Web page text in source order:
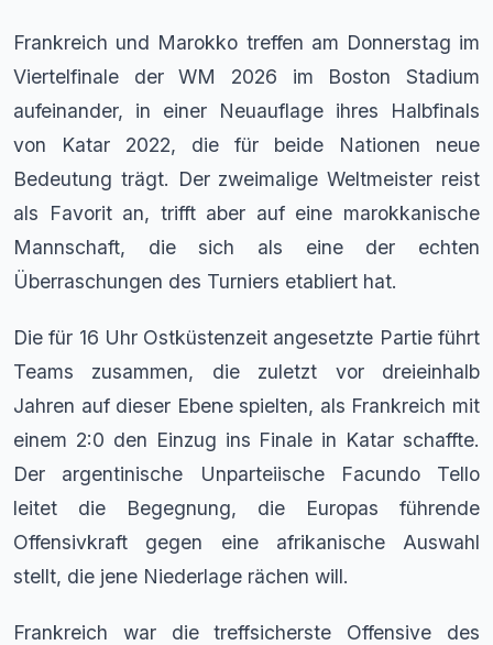
Frankreich und Marokko treffen am Donnerstag im
Viertelfinale der WM 2026 im Boston Stadium
aufeinander, in einer Neuauflage ihres Halbfinals
von Katar 2022, die für beide Nationen neue
Bedeutung trägt. Der zweimalige Weltmeister reist
als Favorit an, trifft aber auf eine marokkanische
Mannschaft, die sich als eine der echten
Überraschungen des Turniers etabliert hat.
Die für 16 Uhr Ostküstenzeit angesetzte Partie führt
Teams zusammen, die zuletzt vor dreieinhalb
Jahren auf dieser Ebene spielten, als Frankreich mit
einem 2:0 den Einzug ins Finale in Katar schaffte.
Der argentinische Unparteiische Facundo Tello
leitet die Begegnung, die Europas führende
Offensivkraft gegen eine afrikanische Auswahl
stellt, die jene Niederlage rächen will.
Frankreich war die treffsicherste Offensive des